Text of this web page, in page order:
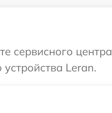
сервисного центра
Leran.